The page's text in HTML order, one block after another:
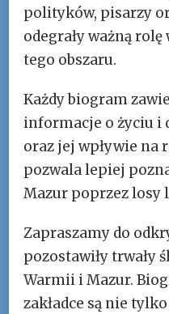
polityków, pisarzy
odegrały ważną
tego obszaru.
Każdy biogram
informacje o życiu i
oraz jej wpływie na
pozwala lepiej
Mazur poprzez losy
Zapraszamy do
pozostawiły trwały
Warmii i Mazur.
zakładce są nie